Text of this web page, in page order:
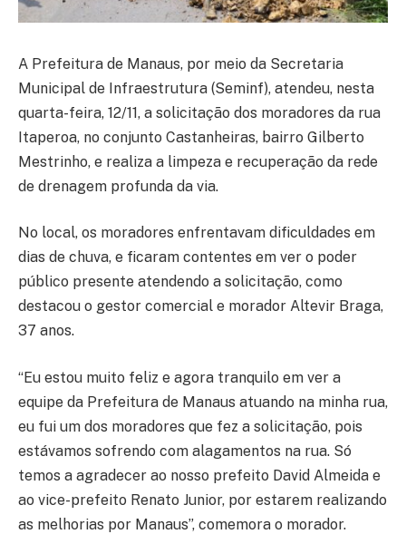
A Prefeitura de Manaus, por meio da Secretaria
Municipal de Infraestrutura (Seminf), atendeu, nesta
quarta-feira, 12/11, a solicitação dos moradores da rua
Itaperoa, no conjunto Castanheiras, bairro Gilberto
Mestrinho, e realiza a limpeza e recuperação da rede
de drenagem profunda da via.
No local, os moradores enfrentavam dificuldades em
dias de chuva, e ficaram contentes em ver o poder
público presente atendendo a solicitação, como
destacou o gestor comercial e morador Altevir Braga,
37 anos.
“Eu estou muito feliz e agora tranquilo em ver a
equipe da Prefeitura de Manaus atuando na minha rua,
eu fui um dos moradores que fez a solicitação, pois
estávamos sofrendo com alagamentos na rua. Só
temos a agradecer ao nosso prefeito David Almeida e
ao vice-prefeito Renato Junior, por estarem realizando
as melhorias por Manaus”, comemora o morador.